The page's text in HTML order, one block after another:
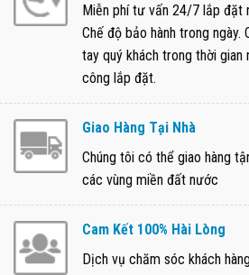
Miễn phí tư vấn 24/7 lắp đặt
Chế độ bảo hành trong ngày.
tay quý khách trong thời gian
công lắp đặt.
Giao Hàng Tại Nhà
Chúng tôi có thể giao hàng
các vùng miền đất nước
Cam Kết 100% Hài Lòng
Dịch vụ chăm sóc khách